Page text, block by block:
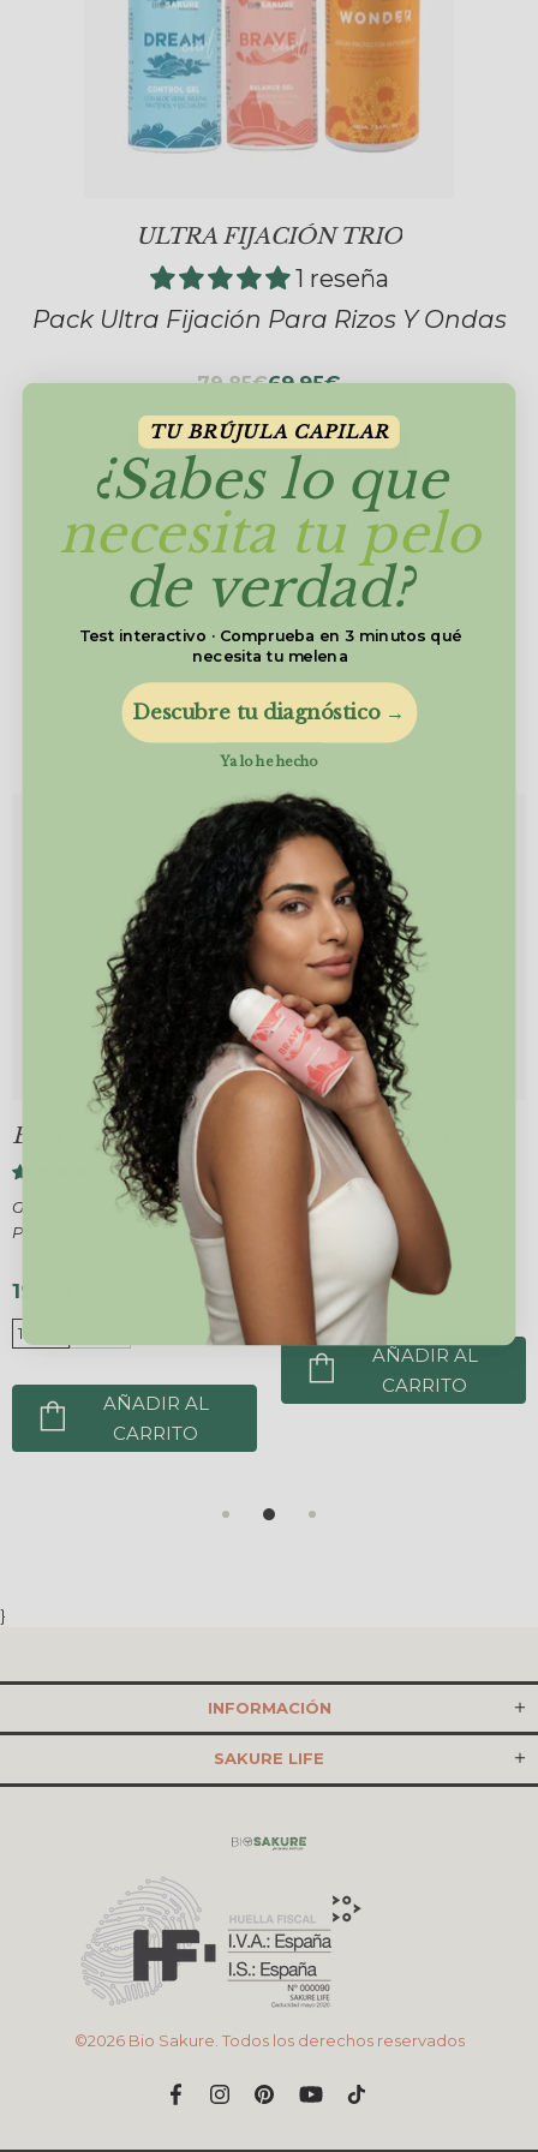
ULTRA FIJACIÓN TRIO
1 reseña
Pack Ultra Fijación Para Rizos Y Ondas
79,85€69,95€
AÑADIR AL CARRITO
OTROS PRODUCTOS PARA COMPLETAR TU
RUTINA
BRAVE CURL GEL
526 reseñas
Gel Para Pelo Rizado Con
Proteína, Más Encogimiento
19,95€
100ml
AÑADIR AL
CARRITO
WHITE TROPIC
483 reseñas
Champú Sólido Emoliente
Para Cuero Cabelludo Seco
18,95€
AÑADIR AL
CARRITO
}
INFORMACIÓN
SAKURE LIFE
©2026 Bio Sakure. Todos los derechos reservados
TU BRÚJULA CAPILAR
¿Sabes lo que
necesita tu pelo
de verdad?
Test interactivo · Comprueba en 3 minutos qué
necesita tu melena
Descubre tu diagnóstico →
Ya lo he hecho